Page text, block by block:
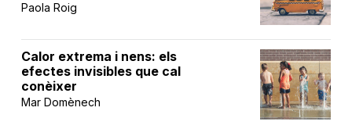
Paola Roig
Calor extrema i nens: els
efectes invisibles que cal
conèixer
Mar Domènech